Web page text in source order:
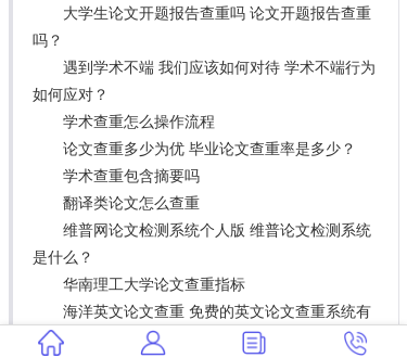
大学生论文开题报告查重吗 论文开题报告查重
吗？
遇到学术不端 我们应该如何对待 学术不端行为
如何应对？
学术查重怎么操作流程
论文查重多少为优 毕业论文查重率是多少？
学术查重包含摘要吗
翻译类论文怎么查重
维普网论文检测系统个人版 维普论文检测系统
是什么？
华南理工大学论文查重指标
海洋英文论文查重 免费的英文论文查重系统有
哪些？